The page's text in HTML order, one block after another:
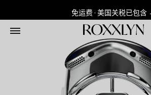
免运费 · 美国关税已包含